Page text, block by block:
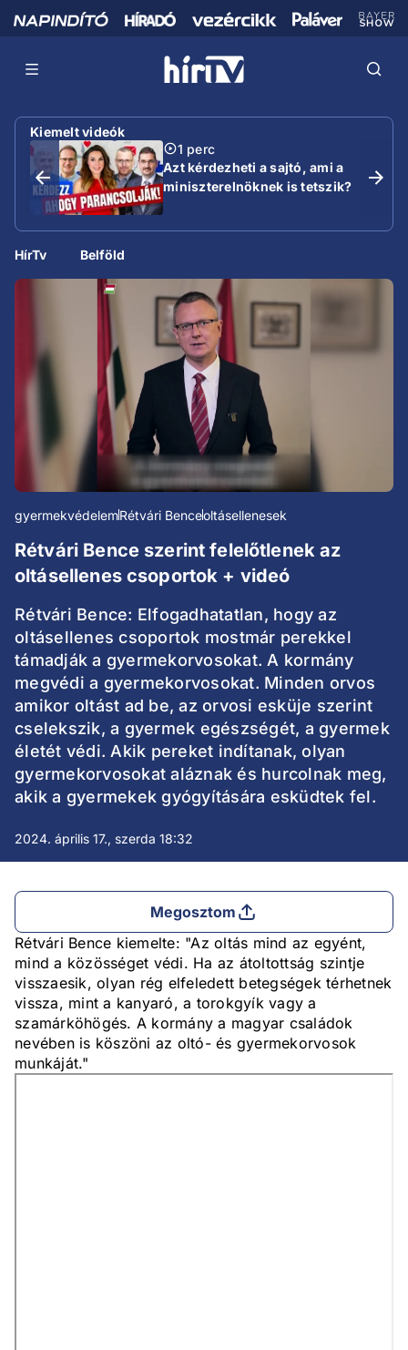
Kiemelt videók
1 perc
Azt kérdezheti a sajtó, ami a
miniszterelnöknek is tetszik?
HírTv Belföld
gyermekvédelemRétvári Benceoltásellenesek
Rétvári Bence szerint felelőtlenek az
oltásellenes csoportok + videó
Rétvári Bence: Elfogadhatatlan, hogy az
oltásellenes csoportok mostmár perekkel
támadják a gyermekorvosokat. A kormány
megvédi a gyermekorvosokat. Minden orvos
amikor oltást ad be, az orvosi esküje szerint
cselekszik, a gyermek egészségét, a gyermek
életét védi. Akik pereket indítanak, olyan
gyermekorvosokat aláznak és hurcolnak meg,
akik a gyermekek gyógyítására esküdtek fel.
2024. április 17., szerda 18:32
Megosztom
Rétvári Bence kiemelte: "Az oltás mind az egyént,
mind a közösséget védi. Ha az átoltottság szintje
visszaesik, olyan rég elfeledett betegségek térhetnek
vissza, mint a kanyaró, a torokgyík vagy a
szamárköhögés. A kormány a magyar családok
nevében is köszöni az oltó- és gyermekorvosok
munkáját."